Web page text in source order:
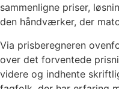
sammenligne priser,
den håndværker, der
Via prisberegneren
over det forventede
videre og indhente